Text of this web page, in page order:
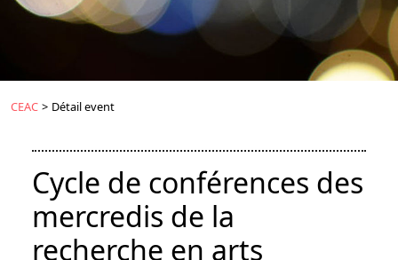
CEAC > Détail event
Cycle de conférences des
mercredis de la
recherche en arts